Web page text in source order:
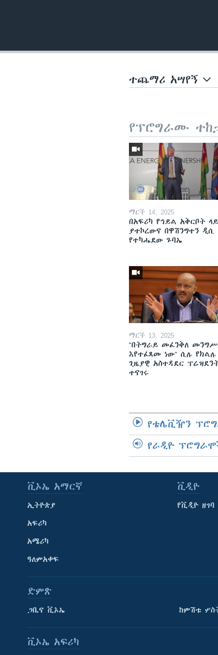
ተጨማሪ አሣየኝ
የፕሮግራሙ
ማርች 14, 2025
በአፍሪካ የኅይል አቅርቦት
ያተኮረውና በዋሽንግተን ዲሲ
የተካሔደው ጉባኤ
ማርች 13, 2025
"በትግራይ መፈንቅለ
እየተፈጸመ ነው" ሲሉ የክልሉ
ጊዜያዊ አስተዳደር
ተናገሩ
የቴሌቪዥን
የራዲዮ
ቪኦኤ አማርኛ
ኢትዮጵያ
አፍሪካ
አሜሪካ
ዓለምአቀፍ
ቪዲዮ
የቪዲዮ ዘገባ
ድምጽ
ጋቢና ቪኦኤ ከምሽቱ
ቪኦኤ አፍሪካ